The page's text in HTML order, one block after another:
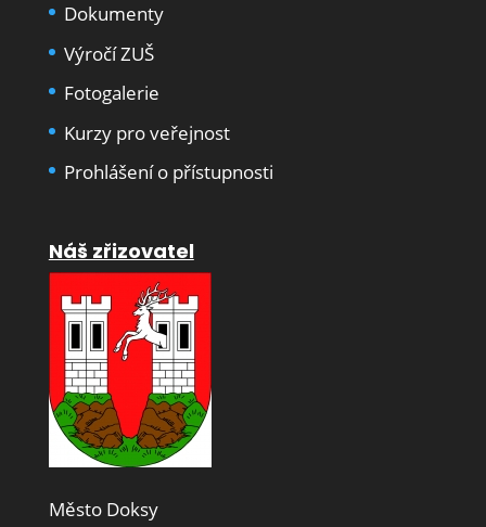
Dokumenty
Výročí ZUŠ
Fotogalerie
Kurzy pro veřejnost
Prohlášení o přístupnosti
Náš zřizovatel
Město Doksy